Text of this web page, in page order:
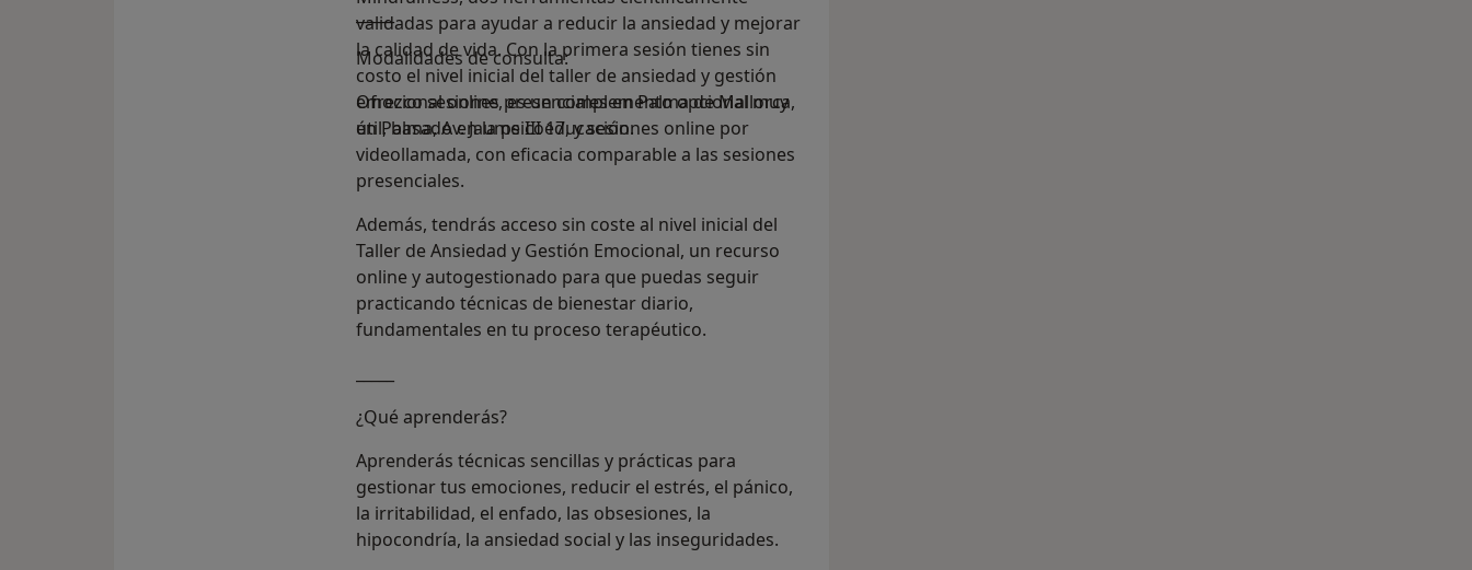
validadas para ayudar a reducir la ansiedad y mejorar
la calidad de vida. Con la primera sesión tienes sin
costo el nivel inicial del taller de ansiedad y gestión
emocional online, es un complemento opcional muy
útil, basado en la psicoeducación.
_____
Modalidades de consulta:
Ofrezco sesiones presenciales en Palma de Mallorca,
en Palma, Av. Jaume III 17, y sesiones online por
videollamada, con eficacia comparable a las sesiones
presenciales.
Además, tendrás acceso sin coste al nivel inicial del
Taller de Ansiedad y Gestión Emocional, un recurso
online y autogestionado para que puedas seguir
practicando técnicas de bienestar diario,
fundamentales en tu proceso terapéutico.
¿Qué aprenderás?
Aprenderás técnicas sencillas y prácticas para
gestionar tus emociones, reducir el estrés, el pánico,
la irritabilidad, el enfado, las obsesiones, la
hipocondría, la ansiedad social y las inseguridades.